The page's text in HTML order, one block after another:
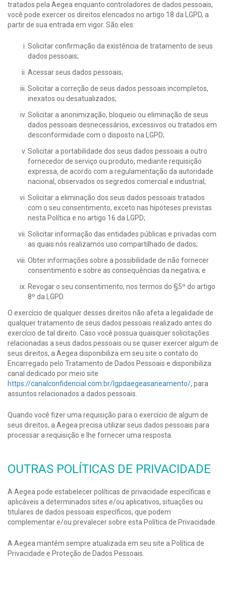
tratados pela Aegea enquanto controladores de dados pessoais,
você pode exercer os direitos elencados no artigo 18 da LGPD, a
partir de sua entrada em vigor. São eles:
Solicitar confirmação da existência de tratamento de seus
dados pessoais;
Acessar seus dados pessoais;
Solicitar a correção de seus dados pessoais incompletos,
inexatos ou desatualizados;
Solicitar a anonimização, bloqueio ou eliminação de seus
dados pessoais desnecessários, excessivos ou tratados em
desconformidade com o disposto na LGPD;
Solicitar a portabilidade dos seus dados pessoais a outro
fornecedor de serviço ou produto, mediante requisição
expressa, de acordo com a regulamentação da autoridade
nacional, observados os segredos comercial e industrial;
Solicitar a eliminação dos seus dados pessoais tratados
com o seu consentimento, exceto nas hipóteses previstas
nesta Política e no artigo 16 da LGPD;
Solicitar informação das entidades públicas e privadas com
as quais nós realizamos uso compartilhado de dados;
Obter informações sobre a possibilidade de não fornecer
consentimento e sobre as consequências da negativa; e
Revogar o seu consentimento, nos termos do §5º do artigo
8º da LGPD.
O exercício de qualquer desses direitos não afeta a legalidade de
qualquer tratamento de seus dados pessoais realizado antes do
exercício de tal direito. Caso você possua quaisquer solicitações
relacionadas a seus dados pessoais ou se quiser exercer algum de
seus direitos, a Aegea disponibiliza em seu site o contato do
Encarregado pelo Tratamento de Dados Pessoais e disponibiliza
canal dedicado por meio site
https://canalconfidencial.com.br/lgpdaegeasaneamento/, para
assuntos relacionados a dados pessoais.
Quando você fizer uma requisição para o exercício de algum de
seus direitos, a Aegea precisa utilizar seus dados pessoais para
processar a requisição e lhe fornecer uma resposta.
OUTRAS POLÍTICAS DE PRIVACIDADE
A Aegea pode estabelecer políticas de privacidade específicas e
aplicáveis a determinados sites e/ou aplicativos, situações ou
titulares de dados pessoais específicos, que podem
complementar e/ou prevalecer sobre esta Política de Privacidade.
A Aegea mantém sempre atualizada em seu site a Política de
Privacidade e Proteção de Dados Pessoais.